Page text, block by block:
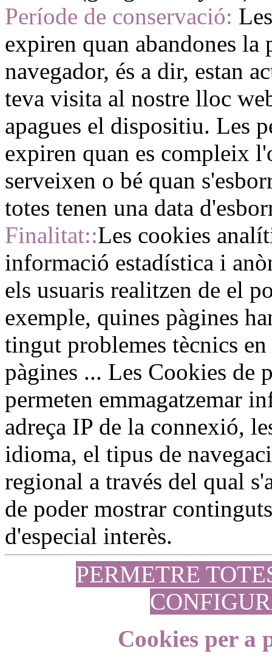
Període de conservació:
expiren quan abandones la
navegador, és a dir, estan
teva visita al nostre lloc
apagues el dispositiu. Les
expiren quan es compleix
serveixen o bé quan
totes tenen una data
Finalitat::Les cookies
informació estadística i
els usuaris realitzen de el
exemple, quines pàgines
tingut problemes tècnics en
pàgines ... Les Cookies de
permeten emmagatzemar
adreça IP de la connexió,
idioma, el tipus de
regional a través del qual
de poder mostrar
d'especial interès.
PERMETRE
Cookies per a